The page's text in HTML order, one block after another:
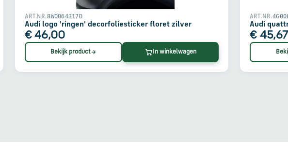
ART.NR.8W0064317D
Audi logo 'ringen' decorfoliesticker floret zilver
€ 46,00
Bekijk product In winkelwagen
ART.NR.
Audi
€ 45,67